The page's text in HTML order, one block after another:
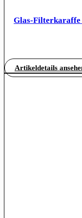
Glas-Filterkaraffe
Artikeldetails